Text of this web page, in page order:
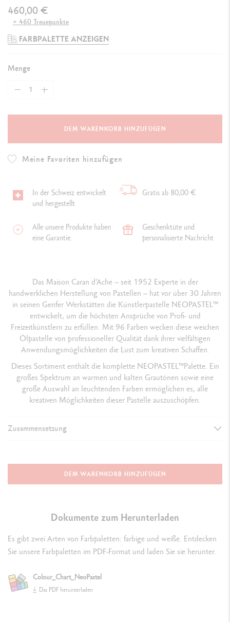
460,00 €
+ 460 Treuepunkte
FARBPALETTE ANZEIGEN
Menge
DEM WARENKORB HINZUFÜGEN
Meine Favoriten hinzufügen
In der Schweiz entwickelt
und hergestellt
Gratis ab 80,00 €
Alle unsere Produkte haben
eine Garantie.
Geschenktüte und
personalisierte Nachricht
Das Maison Caran d’Ache – seit 1952 Experte in der
handwerklichen Herstellung von Pastellen – hat vor über 30 Jahren
in seinen Genfer Werkstätten die Künstlerpastelle NEOPASTEL™
entwickelt, um die höchsten Ansprüche von Profi- und
Freizeitkünstlern zu erfüllen. Mit 96 Farben wecken diese weichen
Ölpastelle von professioneller Qualität dank ihrer vielfältigen
Anwendungsmöglichkeiten die Lust zum kreativen Schaffen.
Dieses Sortiment enthält die komplette NEOPASTEL™Palette. Ein
großes Spektrum an warmen und kalten Grautönen sowie eine
große Auswahl an leuchtenden Farben ermöglichen es, alle
kreativen Möglichkeiten dieser Pastelle auszuschöpfen.
Zusammensetzung
Künstlerisches Ölpastell von erstklassiger Qualität
Angabe der Lichtbeständigkeit und Farbidentifikationsnummer
DETAILS DES KOFFERS
DEM WARENKORB HINZUFÜGEN
Dokumente zum Herunterladen
Es gibt zwei Arten von Farbpaletten: farbige und weiße. Entdecken
Sie unsere Farbpaletten im PDF-Format und laden Sie sie herunter.
Colour_Chart_NeoPastel
Das PDF herunterladen